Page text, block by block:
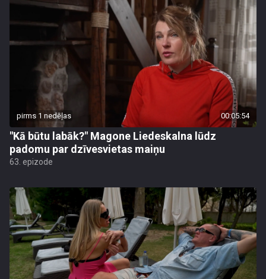
pirms 1 nedēļas 00:05:54
"Kā būtu labāk?" Magone Liedeskalna lūdz
padomu par dzīvesvietas maiņu
63. epizode